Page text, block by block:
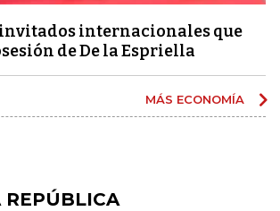
invitados internacionales que
de De la Espriella
MÁS ECONOMÍA
REPÚBLICA